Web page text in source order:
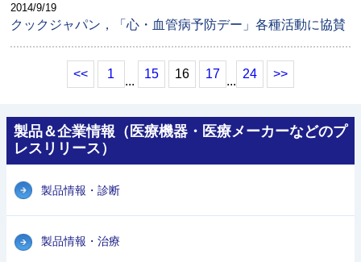
2014/9/19
クックジャパン，「心・血管病予防デー」各種活動に協賛
<< 1
...
15 16 17
...
24 >>
製品＆企業情報（医療機器・医療メーカーなどのプ
レスリリース）
製品情報・診断
製品情報・治療